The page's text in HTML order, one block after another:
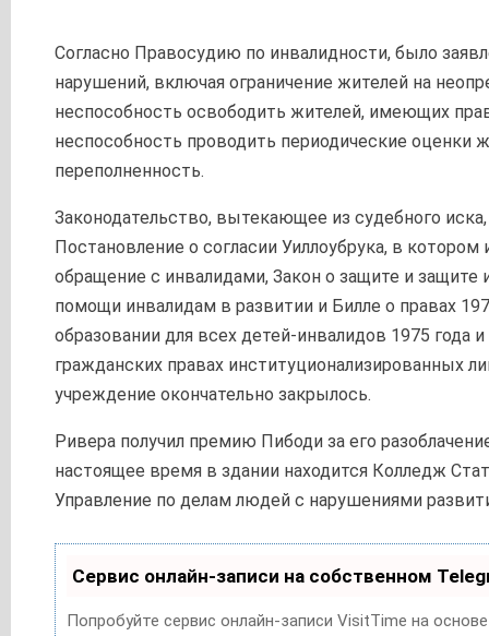
Согласно Правосудию по инвалидности, было
нарушений, включая ограничение жителей на
неспособность освободить жителей, имеющих
неспособность проводить периодические оценки
переполненность.
Законодательство, вытекающее из судебного
Постановление о согласии Уиллоубрука, в котором
обращение с инвалидами, Закон о защите и защите
помощи инвалидам в развитии и Билле о правах
образовании для всех детей-инвалидов 1975 года и
гражданских правах институционализированных
учреждение окончательно закрылось.
Ривера получил премию Пибоди за его
настоящее время в здании находится Колледж
Управление по делам людей с нарушениями
Сервис онлайн-записи на собственном
Попробуйте сервис онлайн-записи VisitTime на